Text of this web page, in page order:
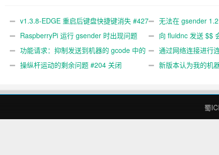
v1.3.8-EDGE 重启后键盘快捷键消失 #427
关闭
无法在 gsender
#367
RaspberryPi 运行 gsender 时出现问题
#89
向 fluidnc 发送 $$
#473
功能请求：抑制发送到机器的 gcode 中的
gcode 注释。 #444 关闭
通过网络连接进行
操纵杆运动的剩余问题 #204 关闭
新版本认为我的机
蜀